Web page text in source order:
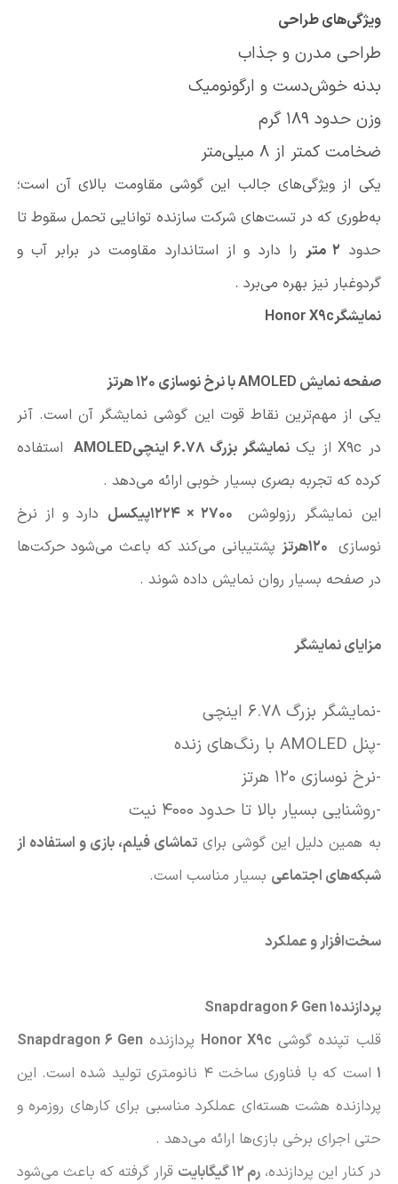
ویژگی‌های طراحی
طراحی مدرن و جذاب
بدنه خوش‌دست و ارگونومیک
وزن حدود 189 گرم
ضخامت کمتر از 8 میلی‌متر
یکی از ویژگی‌های جالب این گوشی مقاومت بالای آن است؛
به‌طوری که در تست‌های شرکت سازنده توانایی تحمل سقوط تا
حدود ۲ متر را دارد و از استاندارد مقاومت در برابر آب و
گردوغبار نیز بهره می‌برد.
نمایشگرHonor X9c
صفحه نمایش AMOLEDبا نرخ نوسازی 120 هرتز
یکی از مهم‌ترین نقاط قوت این گوشی نمایشگر آن است. آنر
در X9c از یکنمایشگر بزرگ 6.78 اینچی AMOLED استفاده
کرده که تجربه بصری بسیار خوبی ارائه می‌دهد.
این نمایشگر رزولوشن
1224 × 2700پیکسل دارد و از نرخ
نوسازی 120هرتز پشتیبانی می‌کند که باعث می‌شود حرکت‌ها
در صفحه بسیار روان نمایش داده شوند.
مزایای نمایشگر
-نمایشگر بزرگ 6.78 اینچی
-پنلAMOLED با رنگ‌های زنده
-نرخ نوسازی 120 هرتز
-روشنایی بسیار بالا تا حدود 4000 نیت
به همین دلیل این گوشی برایتماشای فیلم، بازی و استفاده از
شبکه‌های اجتماعی بسیار مناسب است.
سخت‌افزار و عملکرد
پردازندهSnapdragon 6 Gen 1
قلب تپنده گوشی Honor X9c پردازندهSnapdragon 6 Gen
1
است که با فناوری ساخت 4 نانومتری تولید شده است. این
پردازنده هشت هسته‌ای عملکرد مناسبی برای کارهای روزمره و
حتی اجرای برخی بازی‌ها ارائه می‌دهد.
در کنار این پردازنده،رم 12 گیگابایت
قرار گرفته که باعث می‌شود